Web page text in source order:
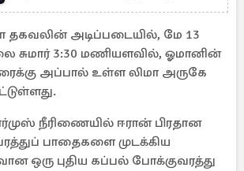
தகவலின் அடிப்படையில், மே 13
சுமார் 3:30 மணியளவில், ஓமானின்
அப்பால் உள்ள லிமா அருகே
நீரிணையில் ஈரான் பிரதான
பாதைகளை முடக்கிய
ஒரு புதிய கப்பல் போக்குவரத்து